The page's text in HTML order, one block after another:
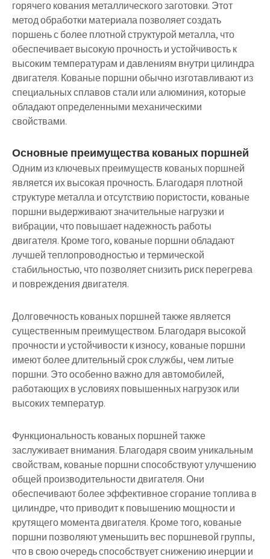
горячего кования металлического заготовки. Этот
метод обработки материала позволяет создать
поршень с более плотной структурой металла, что
обеспечивает высокую прочность и устойчивость к
высоким температурам и давлениям внутри цилиндра
двигателя. Кованые поршни обычно изготавливают из
специальных сплавов стали или алюминия, которые
обладают определенными механическими
свойствами.
Основные преимущества кованых поршней
Одним из ключевых преимуществ кованых поршней
является их высокая прочность. Благодаря плотной
структуре металла и отсутствию пористости, кованые
поршни выдерживают значительные нагрузки и
вибрации, что повышает надежность работы
двигателя. Кроме того, кованые поршни обладают
лучшей теплопроводностью и термической
стабильностью, что позволяет снизить риск перегрева
и повреждения двигателя.
Долговечность кованых поршней также является
существенным преимуществом. Благодаря высокой
прочности и устойчивости к износу, кованые поршни
имеют более длительный срок службы, чем литые
поршни. Это особенно важно для автомобилей,
работающих в условиях повышенных нагрузок или
высоких температур.
Функциональность кованых поршней также
заслуживает внимания. Благодаря своим уникальным
свойствам, кованые поршни способствуют улучшению
общей производительности двигателя. Они
обеспечивают более эффективное сгорание топлива в
цилиндре, что приводит к повышению мощности и
крутящего момента двигателя. Кроме того, кованые
поршни позволяют уменьшить вес поршневой группы,
что в свою очередь способствует снижению инерции и